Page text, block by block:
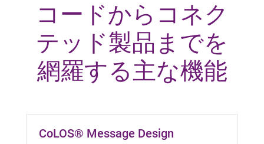
コードからコネク
テッド製品までを
網羅する主な機能
CoLOS® Message Design